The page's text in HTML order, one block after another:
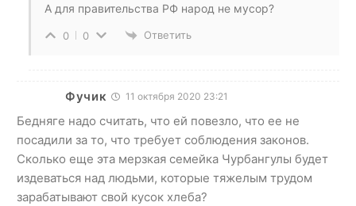
А для правительства РФ народ не мусор?
0 0 Ответить
Фучик 11 октября 2020 23:21
Бедняге надо считать, что ей повезло, что ее не
посадили за то, что требует соблюдения законов.
Сколько еще эта мерзкая семейка Чурбангулы будет
издеваться над людьми, которые тяжелым трудом
зарабатывают свой кусок хлеба?